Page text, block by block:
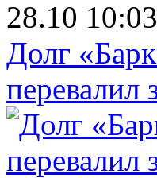
28.10 10:03
Долг
перевалил